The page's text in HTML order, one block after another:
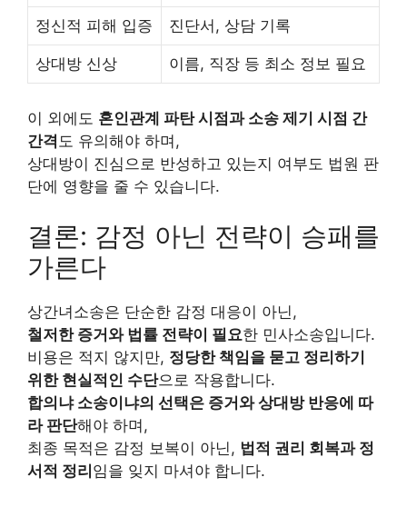
정신적 피해 입증 진단서, 상담 기록
상대방 신상 이름, 직장 등 최소 정보 필요
이 외에도 혼인관계 파탄 시점과 소송 제기 시점 간
간격 도 유의해야 하며,
상대방이 진심으로 반성하고 있는지 여부도 법원 판
단에 영향을 줄 수 있습니다.
결론: 감정 아닌 전략이 승패를
가른다
상간녀소송은 단순한 감정 대응이 아닌,
철저한 증거와 법률 전략이 필요한 민사소송입니다.
비용은 적지 않지만, 정당한 책임을 묻고 정리하기
위한 현실적인 수단으로 작용합니다.
합의냐 소송이냐의 선택은 증거와 상대방 반응에 따
라 판단해야 하며,
최종 목적은 감정 보복이 아닌, 법적 권리 회복과 정
서적 정리 임을 잊지 마셔야 합니다.